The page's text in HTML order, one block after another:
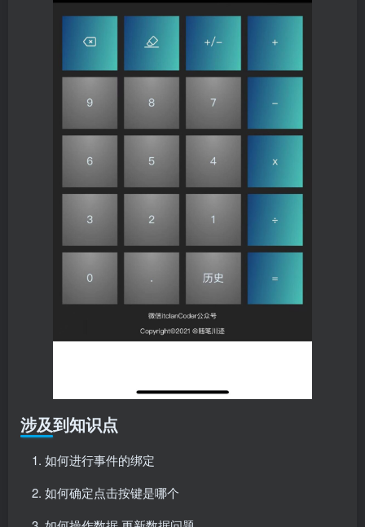
涉及到知识点
如何进行事件的绑定
如何确定点击按键是哪个